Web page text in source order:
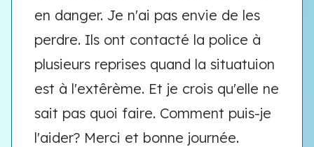
en danger. Je n'ai pas envie de les
perdre. Ils ont contacté la police à
plusieurs reprises quand la situatuion
est à l'extêrème. Et je crois qu'elle ne
sait pas quoi faire. Comment puis-je
l'aider? Merci et bonne journée.